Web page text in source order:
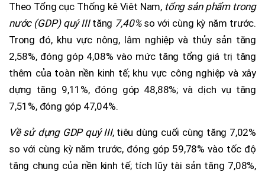
Theo Tổng cục Thống kê Viêt Nam, tổng sản phẩm trong
nước (GDP) quý IIItăng 7,40%so với cùng kỳ năm trước.
Trong đó, khu vực nông, lâm nghiệp và thủy sản tăng
2,58%, đóng góp 4,08% vào mức tăng tổng giá trị tăng
thêm của toàn nền kinh tế; khu vực công nghiệp và xây
dựng tăng 9,11%, đóng góp 48,88%; và dịch vụ tăng
7,51%, đóng góp 47,04%.
Về sử dụng GDP quý III, tiêu dùng cuối cùng tăng 7,02%
so với cùng kỳ năm trước, đóng góp 59,78% vào tốc độ
tăng chung của nền kinh tế; tích lũy tài sản tăng 7,08%,